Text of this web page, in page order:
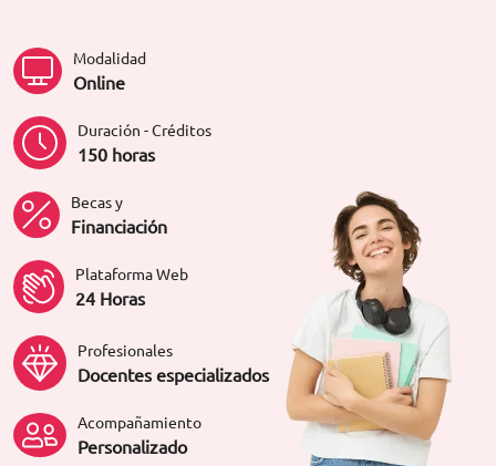
Modalidad
Online
Duración - Créditos
150 horas
Becas y
Financiación
Plataforma Web
24 Horas
Profesionales
Docentes especializados
Acompañamiento
Personalizado